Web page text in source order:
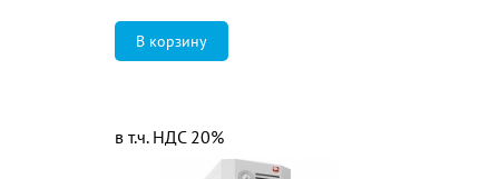
в т.ч. НДС 20%